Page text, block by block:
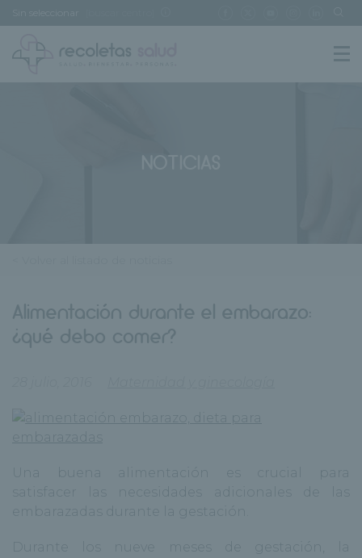
NOTICIAS
Alimentación durante el embarazo:
¿qué debo comer?
Una buena alimentación es crucial para
satisfacer las necesidades adicionales de las
embarazadas durante la gestación.
Durante los nueve meses de gestación, la